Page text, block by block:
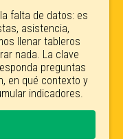
falta de datos: es
asistencia,
llenar tableros
nada. La clave
preguntas
en qué contexto y
indicadores.